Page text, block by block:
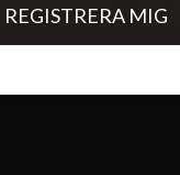
REGISTRERA MIG